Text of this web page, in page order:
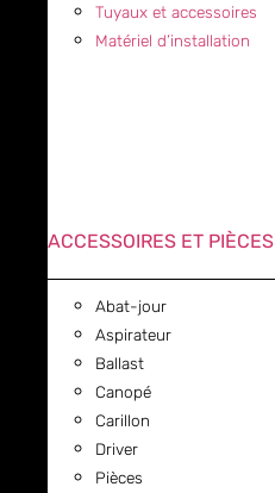
Tuyaux et accessoires
Matériel d’installation
ACCESSOIRES ET PIÈCES
Abat-jour
Aspirateur
Ballast
Canopé
Carillon
Driver
Pièces